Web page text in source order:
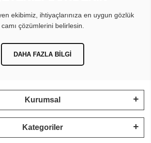
ekibimiz, ihtiyaçlarınıza en uygun gözlük
camı çözümlerini belirlesin.
DAHA FAZLA BILGI
Kurumsal
Kategoriler